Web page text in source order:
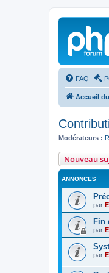
FAQ
Accueil
Modérateurs :
Nouveau
ANNONCES
par
Fin
par
par